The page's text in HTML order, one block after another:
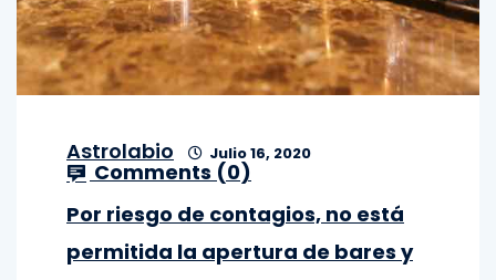
Astrolabio Julio 16, 2020
Comments (0)
Por riesgo de contagios, no está
permitida la apertura de bares y